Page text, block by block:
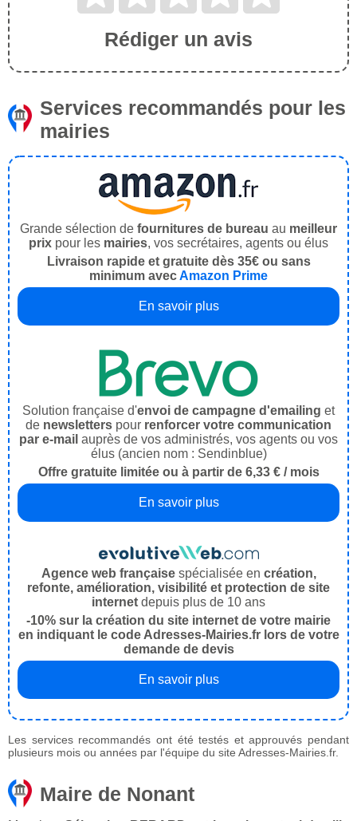
Rédiger un avis
Services recommandés pour les
mairies
Grande sélection de fournitures de bureau au meilleur
prix pour les mairies, vos secrétaires, agents ou élus
Livraison rapide et gratuite dès 35€ ou sans
minimum avecAmazon Prime
En savoir plus
Solution française d'envoi de campagne d'emailing et
de newsletters pour renforcer votre communication
par e-mail auprès de vos administrés, vos agents ou vos
élus (ancien nom : Sendinblue)
Offre gratuite limitée ou à partir de 6,33 € / mois
En savoir plus
Agence web françaisespécialisée en création,
refonte, amélioration, visibilité et protection de site
internet depuis plus de 10 ans
-10% sur la création du site internet de votre mairie
en indiquant le code Adresses-Mairies.fr lors de votre
demande de devis
En savoir plus
Les services recommandés ont été testés et approuvés pendant
plusieurs mois ou années par l'équipe du site Adresses-Mairies.fr.
Maire de Nonant